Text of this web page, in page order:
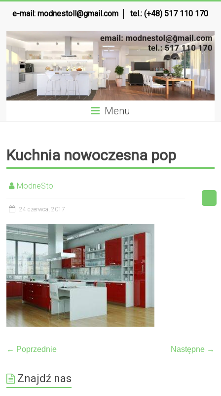
e-mail:modnestoll@gmail.com tel.: (+48) 517 110 170
Menu
Kuchnia nowoczesna pop
ModneStol
24 czerwca, 2017
← Poprzednie Następne →
Znajdź nas